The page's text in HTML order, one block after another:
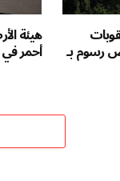
رسوم بـ أحمر